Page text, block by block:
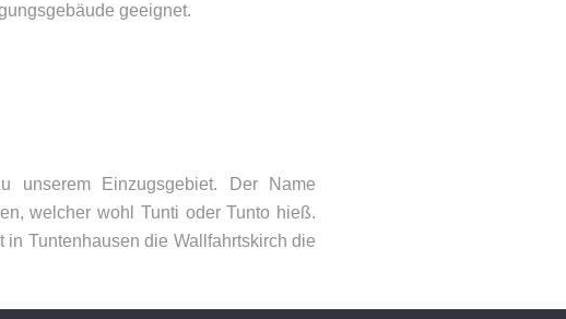
geeignet.
unserem Einzugsgebiet. Der Name
welcher wohl Tunti oder Tunto hieß.
Tuntenhausen die Wallfahrtskirch die